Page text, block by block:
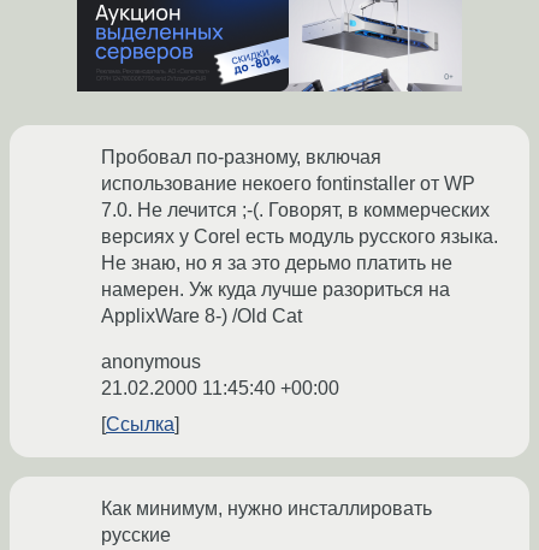
Пробовал по-разному, включая
использование некоего fontinstaller от WP
7.0. Не лечится ;-(. Говорят, в коммерческих
версиях у Corel есть модуль русского языка.
Не знаю, но я за это дерьмо платить не
намерен. Уж куда лучше разориться на
ApplixWare 8-) /Old Cat
anonymous
21.02.2000 11:45:40 +00:00
Ссылка
Как минимум, нужно инсталлировать
русские